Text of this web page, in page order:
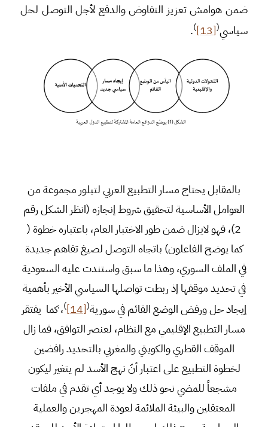
ضمن هوامش تعزيز التفاوض والدفع لأجل التوصل لحل
سياسي(
[13]
)
.
بالمقابل يحتاج مسار التطبيع العربي لتبلور مجموعة من
العوامل الأساسية لتحقيق شروط إنجازه (انظر الشكل رقم
2)، فهو لايزال ضمن طور الاختبار العام، باعتباره خطوة (
كما يوضح الفاعلون) باتجاه التوصل لصيغ تفاهم جديدة
في الملف السوري، وهذا ما سبق واستندت عليه السعودية
في تحديد موقفها إذ ربطت تواصلها السياسي الأخير بأهمية
إيجاد حل ورفض الوضع القائم في سورية(
[14]
)، ٰكما يفتقر
مسار التطبيع الإقليمي مع النظام، لعنصر التوافق، فما زال
الموقف القطري والكويتي والمغربي بالتحديد رافضين
لخطوة التطبيع على اعتبار أنّ نهج الأسد لم يتغير ليكون
مشجعاً للمضي نحو ذلك ولا يوجد أي تقدم في ملفات
المعتقلين والبيئة الملائمة لعودة المهجرين والعملية